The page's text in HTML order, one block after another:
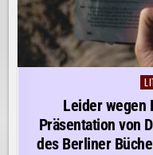
Leider wegen
Präsentation von
des Berliner